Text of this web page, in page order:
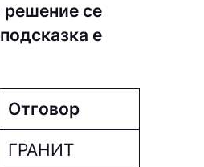
решение се
е
Отговор
ГРАНИТ